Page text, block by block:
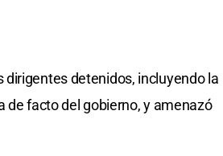
dirigentes detenidos, incluyendo la
de facto del gobierno, y amenazó